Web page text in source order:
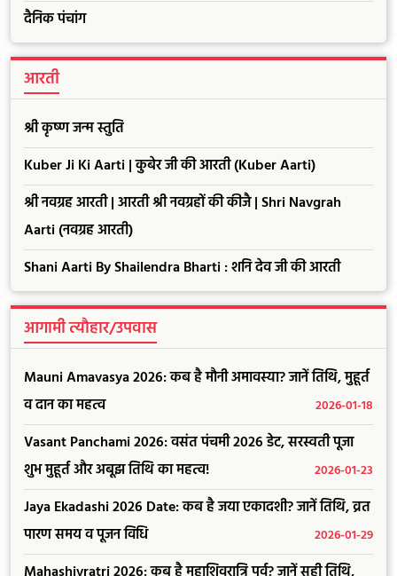
दैनिक पंचांग
आरती
श्री कृष्ण जन्म स्तुति
Kuber Ji Ki Aarti | कुबेर जी की आरती (Kuber Aarti)
श्री नवग्रह आरती | आरती श्री नवग्रहों की कीजै | Shri Navgrah
Aarti (नवग्रह आरती)
Shani Aarti By Shailendra Bharti : शनि देव जी की आरती
आगामी त्यौहार/उपवास
Mauni Amavasya 2026: कब है मौनी अमावस्या? जानें तिथि, मुहूर्त
व दान का महत्व
2026-01-18
Vasant Panchami 2026: वसंत पंचमी 2026 डेट, सरस्वती पूजा
शुभ मुहूर्त और अबूझ तिथि का महत्व!
2026-01-23
Jaya Ekadashi 2026 Date: कब है जया एकादशी? जानें तिथि, व्रत
पारण समय व पूजन विधि
2026-01-29